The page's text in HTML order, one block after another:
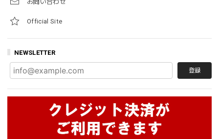
お問い合わせ
Official Site
NEWSLETTER
登録